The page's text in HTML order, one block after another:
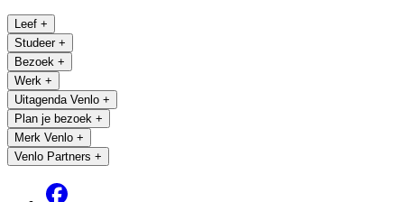
Leef +
Studeer +
Bezoek +
Werk +
Uitagenda Venlo +
Plan je bezoek +
Merk Venlo +
Venlo Partners +